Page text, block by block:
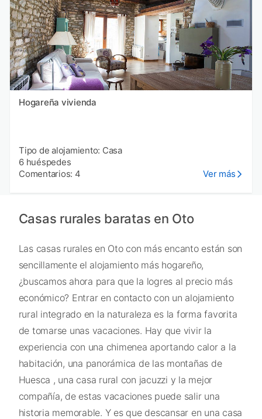
Hogareña vivienda
Tipo de alojamiento: Casa
6 huéspedes
Comentarios: 4
Ver más
Casas rurales baratas en Oto
Las casas rurales en Oto con más encanto están son
sencillamente el alojamiento más hogareño,
¿buscamos ahora para que la logres al precio más
económico? Entrar en contacto con un alojamiento
rural integrado en la naturaleza es la forma favorita
de tomarse unas vacaciones. Hay que vivir la
experiencia con una chimenea aportando calor a la
habitación, una panorámica de las montañas de
Huesca , una casa rural con jacuzzi y la mejor
compañía, de estas vacaciones puede salir una
historia memorable. Y es que descansar en una casa